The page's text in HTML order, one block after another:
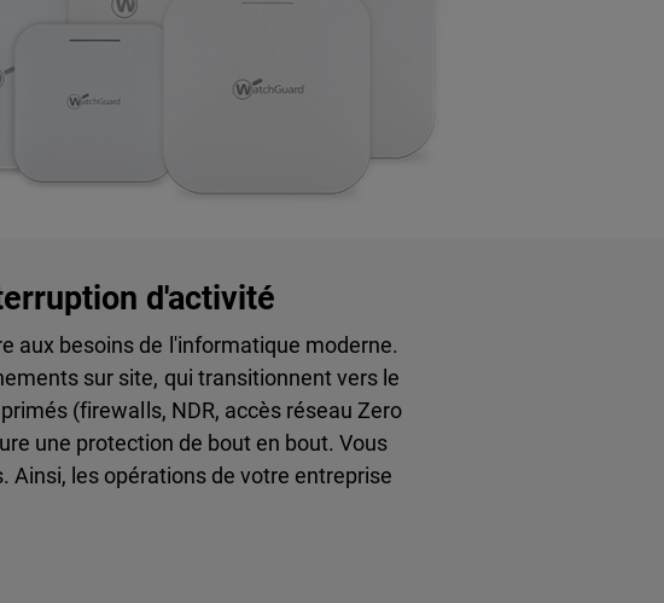
d'activité
aux besoins de l'informatique moderne.
sur site, qui transitionnent vers le
(firewalls, NDR, accès réseau Zero
une protection de bout en bout. Vous
les opérations de votre entreprise